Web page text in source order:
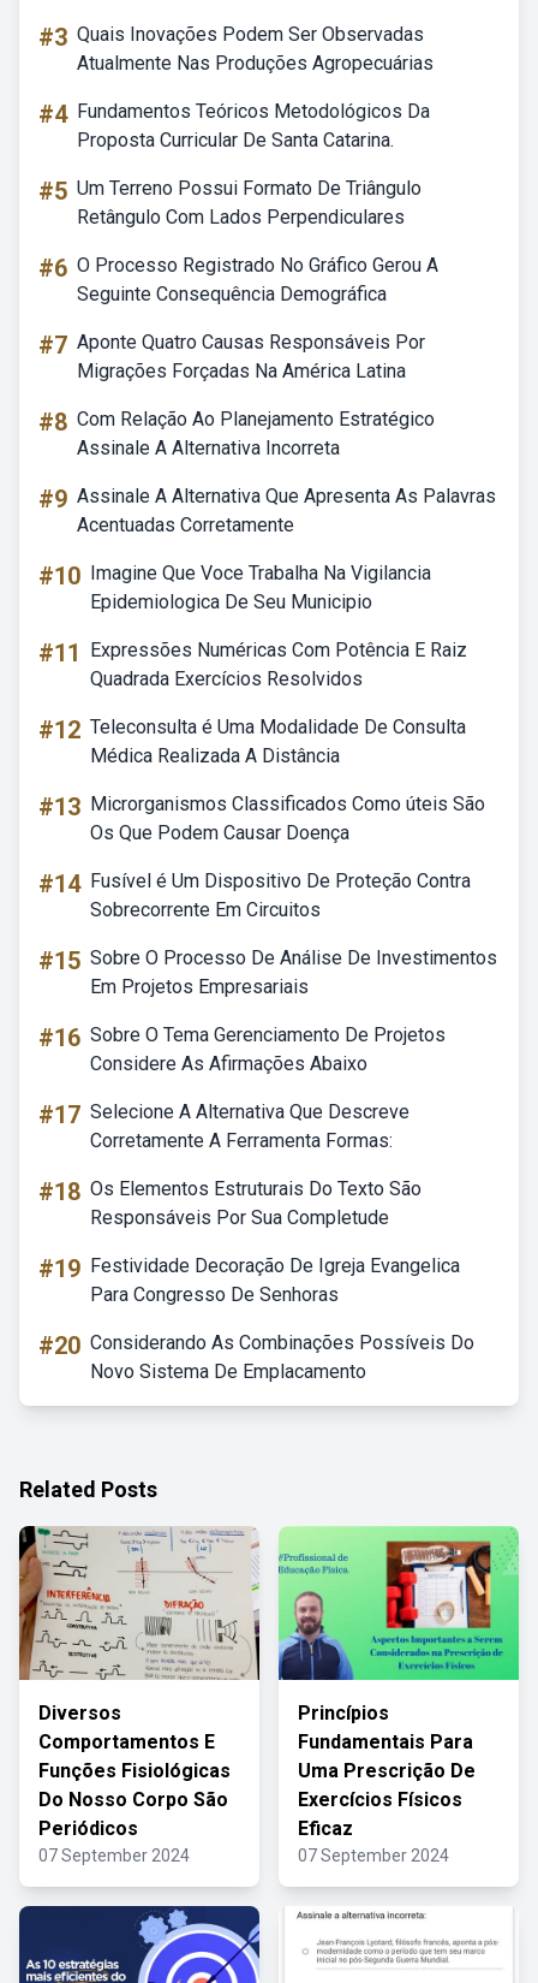
#3 Quais Inovações Podem Ser Observadas
Atualmente Nas Produções Agropecuárias
#4 Fundamentos Teóricos Metodológicos Da
Proposta Curricular De Santa Catarina.
#5 Um Terreno Possui Formato De Triângulo
Retângulo Com Lados Perpendiculares
#6 O Processo Registrado No Gráfico Gerou A
Seguinte Consequência Demográfica
#7 Aponte Quatro Causas Responsáveis Por
Migrações Forçadas Na América Latina
#8 Com Relação Ao Planejamento Estratégico
Assinale A Alternativa Incorreta
#9 Assinale A Alternativa Que Apresenta As Palavras
Acentuadas Corretamente
#10 Imagine Que Voce Trabalha Na Vigilancia
Epidemiologica De Seu Municipio
#11
Expressões Numéricas Com Potência E Raiz
Quadrada Exercícios Resolvidos
#12 Teleconsulta é Uma Modalidade De Consulta
Médica Realizada A Distância
#13 Microrganismos Classificados Como úteis São
Os Que Podem Causar Doença
#14 Fusível é Um Dispositivo De Proteção Contra
Sobrecorrente Em Circuitos
#15 Sobre O Processo De Análise De Investimentos
Em Projetos Empresariais
#16 Sobre O Tema Gerenciamento De Projetos
Considere As Afirmações Abaixo
#17 Selecione A Alternativa Que Descreve
Corretamente A Ferramenta Formas:
#18 Os Elementos Estruturais Do Texto São
Responsáveis Por Sua Completude
#19 Festividade Decoração De Igreja Evangelica
Para Congresso De Senhoras
#20 Considerando As Combinações Possíveis Do
Novo Sistema De Emplacamento
Related Posts
Diversos
Comportamentos E
Funções Fisiológicas
Do Nosso Corpo São
Periódicos
07 September 2024
Princípios
Fundamentais Para
Uma Prescrição De
Exercícios Físicos
Eficaz
07 September 2024